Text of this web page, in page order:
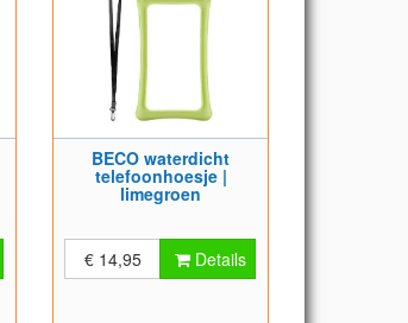
BECO waterdicht
telefoonhoesje |
limegroen
€ 14,95 Details